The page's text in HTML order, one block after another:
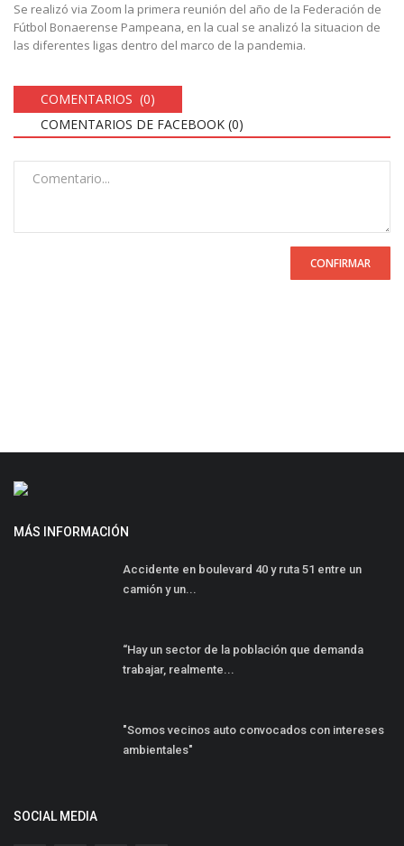
Se realizó via Zoom la primera reunión del año de la Federación de
Fútbol Bonaerense Pampeana, en la cual se analizó la situacion de
las diferentes ligas dentro del marco de la pandemia.
COMENTARIOS (0)
COMENTARIOS DE FACEBOOK (0)
CONFIRMAR
MÁS INFORMACIÓN
Accidente en boulevard 40 y ruta 51 entre un
camión y un...
“Hay un sector de la población que demanda
trabajar, realmente...
"Somos vecinos auto convocados con intereses
ambientales"
SOCIAL MEDIA